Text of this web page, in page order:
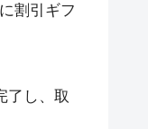
割引ギフ
了し、取